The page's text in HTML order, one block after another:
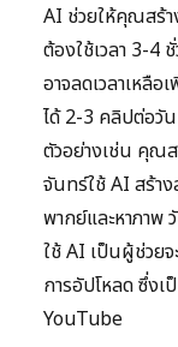
AI ช่วยให้คุณสร้
ต้องใช้เวลา 3-4
อาจลดเวลาเหลื
ได้ 2-3 คลิปต่อวั
ตัวอย่างเช่น คุณส
จันทร์ใช้ AI สร้า
พากย์และหาภาพ
ใช้ AI เป็นผู้ช่วย
การอัปโหลด ซึ่ง
YouTube